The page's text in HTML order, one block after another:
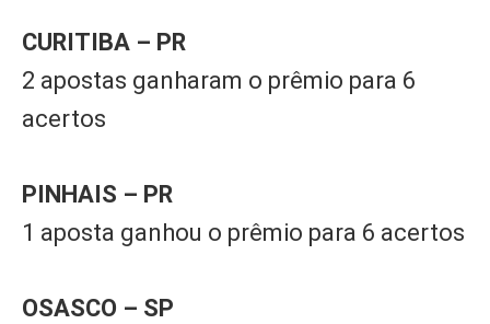
CURITIBA – PR
2 apostas ganharam o prêmio para 6
acertos
PINHAIS – PR
1 aposta ganhou o prêmio para 6 acertos
OSASCO – SP